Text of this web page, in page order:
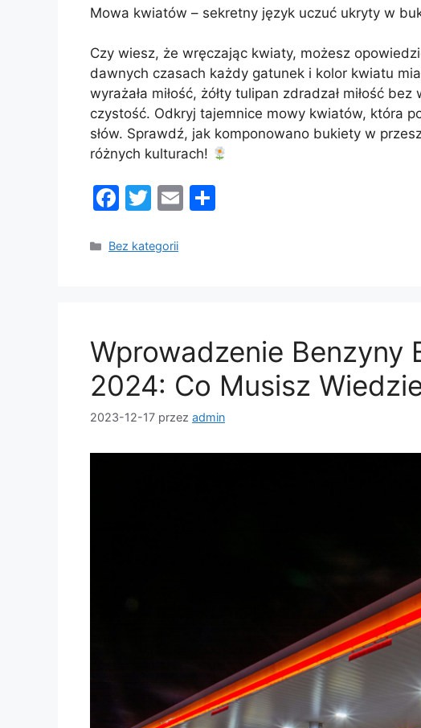
Mowa kwiatów – sekretny język uczuć ukryty w
Czy wiesz, że wręczając kwiaty, możesz
dawnych czasach każdy gatunek i kolor kwiatu
wyrażała miłość, żółty tulipan zdradzał miłość
czystość. Odkryj tajemnice mowy kwiatów, która
słów. Sprawdź, jak komponowano bukiety w
różnych kulturach!
F
c
o
k
T
itt
E
Kategorie
Bez kategorii
Wprowadzenie Benzyny
2024: Co Musisz
2023-12-17 przez admin